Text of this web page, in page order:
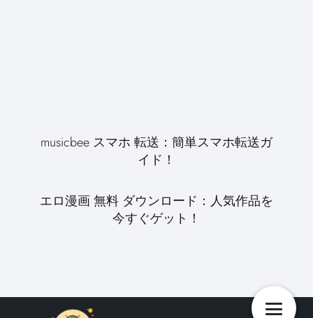
musicbee スマホ 転送：簡単スマホ転送ガ
イド！
エロ漫画 無料 ダウンロード：人気作品を
今すぐゲット！